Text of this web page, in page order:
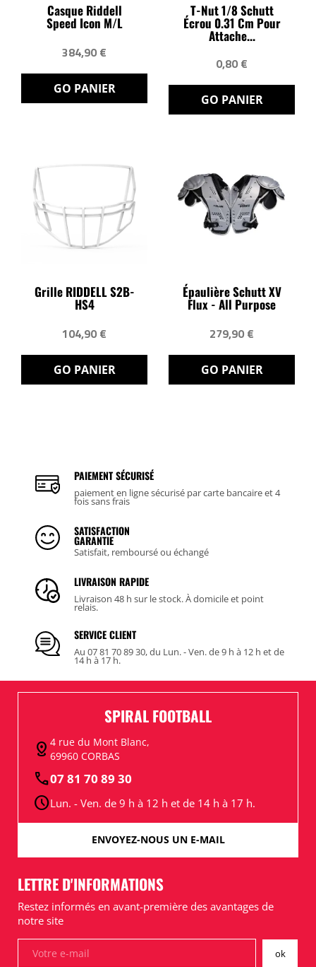
Casque Riddell
Speed Icon M/L
384,90 €
GO PANIER
T-Nut 1/8 Schutt
Écrou 0.31 Cm Pour
Attache...
0,80 €
GO PANIER
Grille RIDDELL S2B-
HS4
104,90 €
GO PANIER
Épaulière Schutt XV
Flux - All Purpose
279,90 €
GO PANIER
PAIEMENT SÉCURISÉ
paiement en ligne sécurisé par carte bancaire et 4
fois sans frais
SATISFACTION
GARANTIE
Satisfait, remboursé ou échangé
LIVRAISON RAPIDE
Livraison 48 h sur le stock. À domicile et point
relais.
SERVICE CLIENT
Au 07 81 70 89 30, du Lun. - Ven. de 9 h à 12 h et de
14 h à 17 h.
SPIRAL FOOTBALL
distance 4 rue du Mont Blanc,
69960 CORBAS
call07 81 70 89 30
scheduleLun. - Ven. de 9 h à 12 h et de 14 h à 17 h.
ENVOYEZ-NOUS UN E-MAIL
LETTRE D'INFORMATIONS
Restez informés en avant-première des avantages de
notre site